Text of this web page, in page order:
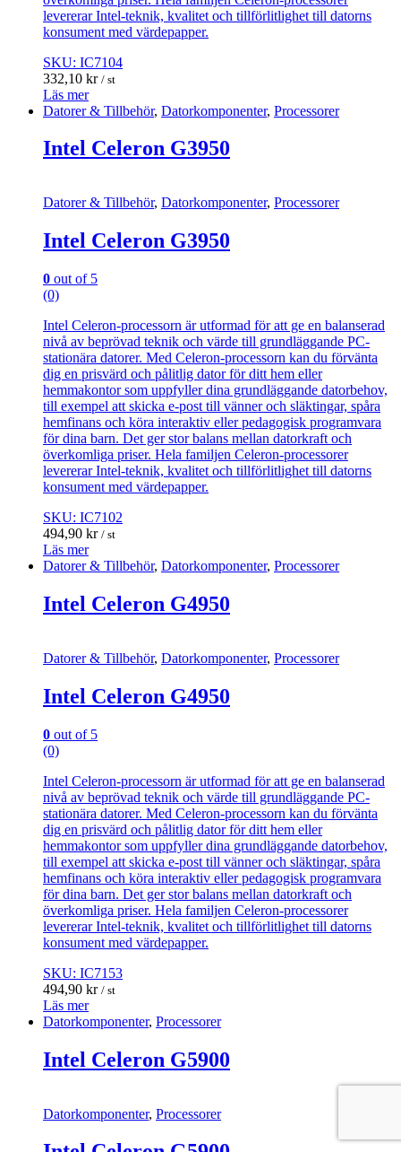
levererar Intel-teknik, kvalitet och tillförlitlighet till datorns
konsument med värdepapper.
SKU: IC7104
332,10 kr / st
Läs mer
Datorer & Tillbehör, Datorkomponenter, Processorer
Intel Celeron G3950
Datorer & Tillbehör, Datorkomponenter, Processorer
Intel Celeron G3950
0 out of 5
(0)
Intel Celeron-processorn är utformad för att ge en balanserad
nivå av beprövad teknik och värde till grundläggande PC-
stationära datorer. Med Celeron-processorn kan du förvänta
dig en prisvärd och pålitlig dator för ditt hem eller
hemmakontor som uppfyller dina grundläggande datorbehov,
till exempel att skicka e-post till vänner och släktingar, spåra
hemfinans och köra interaktiv eller pedagogisk programvara
för dina barn. Det ger stor balans mellan datorkraft och
överkomliga priser. Hela familjen Celeron-processorer
levererar Intel-teknik, kvalitet och tillförlitlighet till datorns
konsument med värdepapper.
SKU: IC7102
494,90 kr / st
Läs mer
Datorer & Tillbehör, Datorkomponenter, Processorer
Intel Celeron G4950
Datorer & Tillbehör, Datorkomponenter, Processorer
Intel Celeron G4950
0 out of 5
(0)
Intel Celeron-processorn är utformad för att ge en balanserad
nivå av beprövad teknik och värde till grundläggande PC-
stationära datorer. Med Celeron-processorn kan du förvänta
dig en prisvärd och pålitlig dator för ditt hem eller
hemmakontor som uppfyller dina grundläggande datorbehov,
till exempel att skicka e-post till vänner och släktingar, spåra
hemfinans och köra interaktiv eller pedagogisk programvara
för dina barn. Det ger stor balans mellan datorkraft och
överkomliga priser. Hela familjen Celeron-processorer
levererar Intel-teknik, kvalitet och tillförlitlighet till datorns
konsument med värdepapper.
SKU: IC7153
494,90 kr / st
Läs mer
Datorkomponenter, Processorer
Intel Celeron G5900
Datorkomponenter, Processorer